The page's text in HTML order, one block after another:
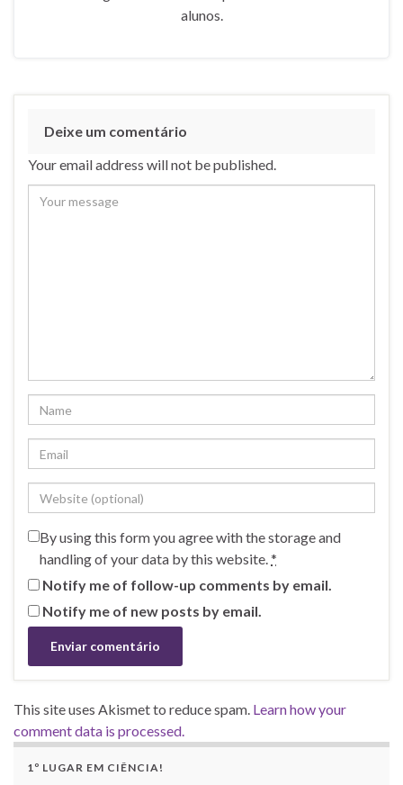
alunos.
Deixe um comentário
Your email address will not be published.
By using this form you agree with the storage and
handling of your data by this website.*
Notify me of follow-up comments by email.
Notify me of new posts by email.
This site uses Akismet to reduce spam. Learn how your
comment data is processed.
1º LUGAR EM CIÊNCIA!